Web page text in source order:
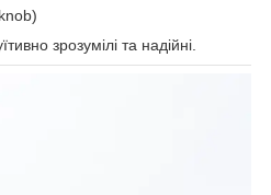
зрозумілі та надійні.